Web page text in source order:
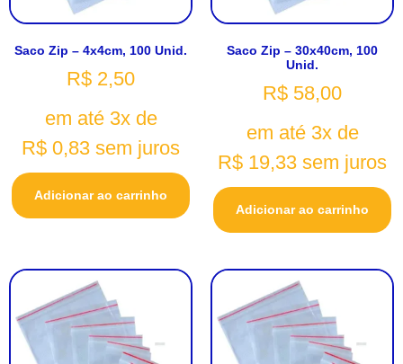
Saco Zip – 4x4cm, 100 Unid.
R$ 2,50
em até 3x de
R$ 0,83 sem juros
Adicionar ao carrinho
Saco Zip – 30x40cm, 100
Unid.
R$ 58,00
em até 3x de
R$ 19,33 sem juros
Adicionar ao carrinho